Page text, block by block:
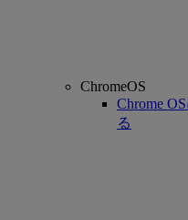
ChromeOS
Chrome
る